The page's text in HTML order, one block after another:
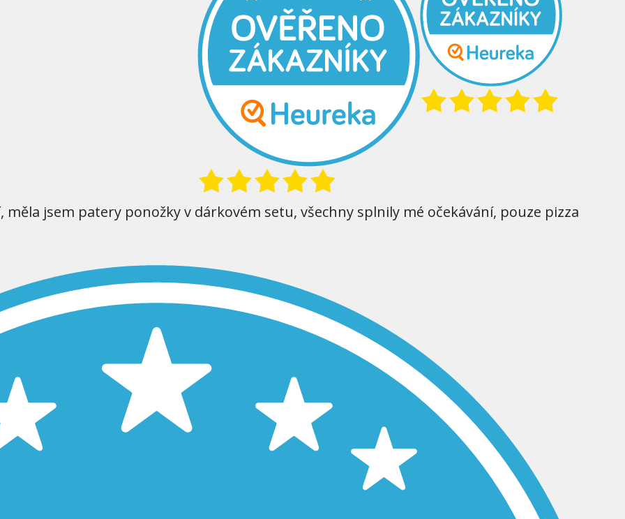
jsem patery ponožky v dárkovém setu, všechny splnily mé očekávání, pouze pizza